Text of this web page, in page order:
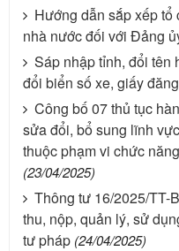
Hướng dẫn sắp xếp
nhà nước đối với Đảng
Sáp nhập tỉnh, đổi tên
đổi biển số xe, giấy
Công bố 07 thủ tục
sửa đổi, bổ sung lĩnh
thuộc phạm vi chức
(23/04/2025)
Thông tư 16/2025/TT-
thu, nộp, quản lý, sử
tư pháp (24/04/2025)